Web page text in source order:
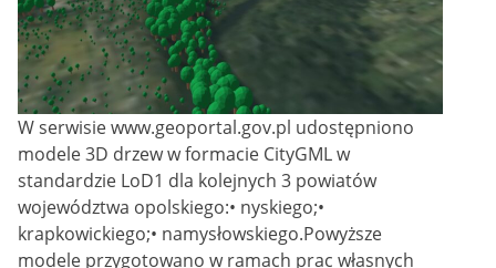
W serwisie www.geoportal.gov.pl udostępniono
modele 3D drzew w formacie CityGML w
standardzie LoD1 dla kolejnych 3 powiatów
województwa opolskiego:• nyskiego;•
krapkowickiego;• namysłowskiego.Powyższe
modele przygotowano w ramach prac własnych